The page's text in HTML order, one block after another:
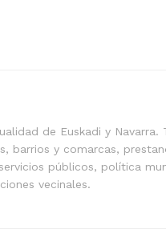
de Euskadi y
barrios y comarcas,
públicos, política
vecinales.